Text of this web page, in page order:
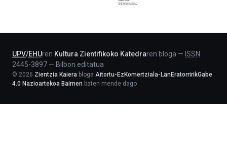
Jaurlaritza
UPV/EHUren Kultura Zientifikoko Katedraren bloga — ISSN
2445-3897 — Bilbon editatua
© 2026 Zientzia Kaiera bloga Aitortu-EzKomertziala-LanEratorririkGabe
4.0 Nazioartekoa Baimen baten mende dago